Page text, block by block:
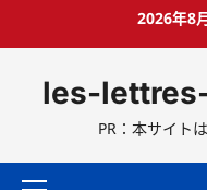
ス
2026年8
les-
PR：本サイト